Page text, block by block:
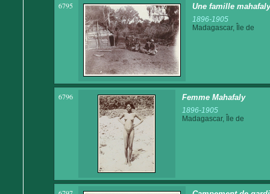
6795 Une famille mahafaly
1896-1905
Madagascar, Île de
6796 Femme Mahafaly
1896-1905
Madagascar, Île de